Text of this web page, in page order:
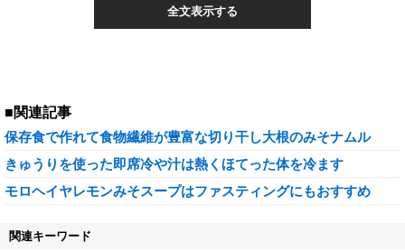
全文表示する
■関連記事
保存食で作れて食物繊維が豊富な切り干し大根のみそナムル
きゅうりを使った即席冷や汁は熱くほてった体を冷ます
モロヘイヤレモンみそスープはファスティングにもおすすめ
関連キーワード